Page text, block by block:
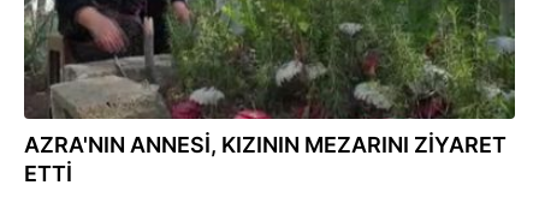
AZRA'NIN ANNESİ, KIZININ MEZARINI ZİYARET
ETTİ